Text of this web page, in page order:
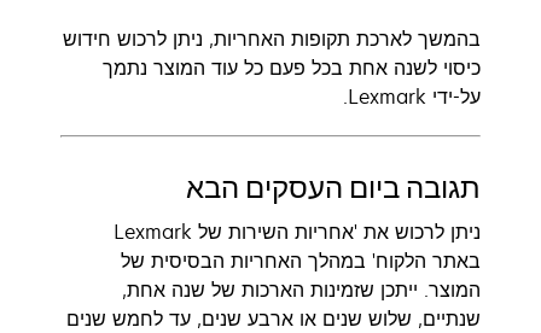
בהמשך לארכת תקופות האחריות, ניתן לרכוש חידוש
כיסוי לשנה אחת בכל פעם כל עוד המוצר נתמך
על-ידי Lexmark.
תגובה ביום העסקים הבא
ניתן לרכוש את 'אחריות השירות של Lexmark
באתר הלקוח' במהלך האחריות הבסיסית של
המוצר. ייתכן שזמינות הארכות של שנה אחת,
שנתיים, שלוש שנים או ארבע שנים, עד לחמש שנים